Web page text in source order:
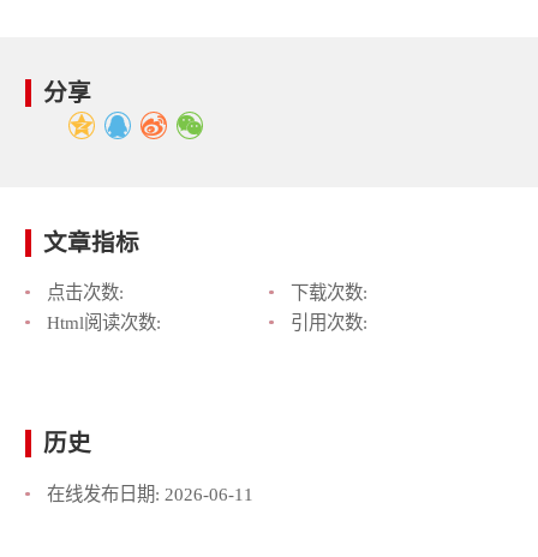
分享
文章指标
点击次数:
下载次数:
Html阅读次数:
引用次数:
历史
在线发布日期: 2026-06-11